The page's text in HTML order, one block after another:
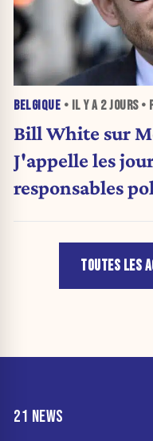
BELGIQUE • IL Y A 2 JOURS•
Bill White sur
J'appelle les
responsables
TOUTES LES
21 NEWS